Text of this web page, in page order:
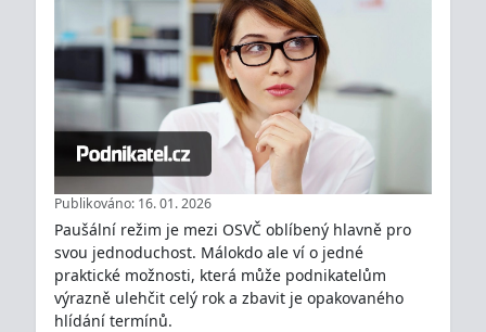
Publikováno: 16. 01. 2026
Paušální režim je mezi OSVČ oblíbený hlavně pro
svou jednoduchost. Málokdo ale ví o jedné
praktické možnosti, která může podnikatelům
výrazně ulehčit celý rok a zbavit je opakovaného
hlídání termínů.